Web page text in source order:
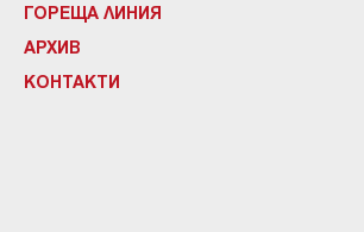
ГОРЕЩА ЛИНИЯ
АРХИВ
КОНТАКТИ